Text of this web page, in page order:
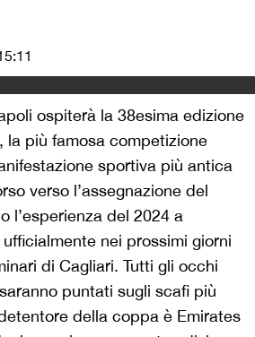
ospiterà la 38esima edizione
la più famosa competizione
sportiva più antica
verso l’assegnazione del
l’esperienza del 2024 a
nei prossimi giorni
di Cagliari. Tutti gli occhi
puntati sugli scafi più
della coppa è Emirates